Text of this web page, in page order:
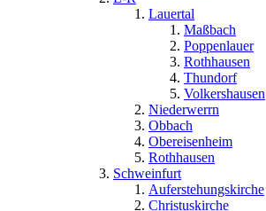
Lauertal
Maßbach
Poppenlauer
Rothhausen
Thundorf
Volkershausen
Niederwerrn
Obbach
Obereisenheim
Rothhausen
Schweinfurt
Auferstehungskirche
Christuskirche